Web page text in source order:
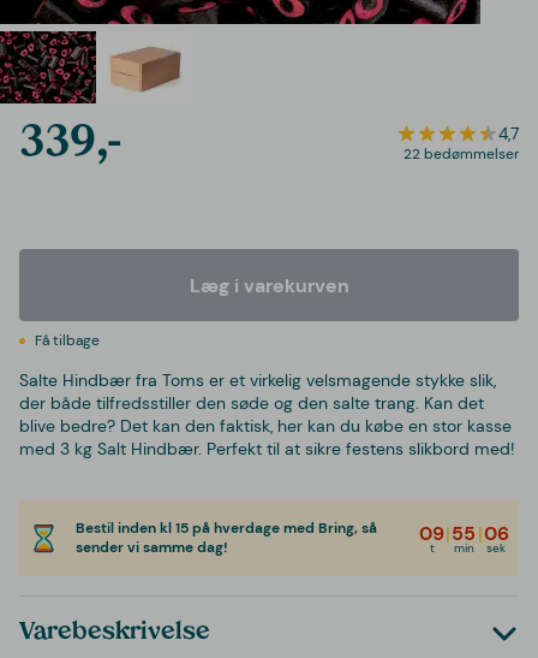
339,- 4,7
22 bedømmelser
Læg i varekurven
Få tilbage
Salte Hindbær fra Toms er et virkelig velsmagende stykke slik,
der både tilfredsstiller den søde og den salte trang. Kan det
blive bedre? Det kan den faktisk, her kan du købe en stor kasse
med 3 kg Salt Hindbær. Perfekt til at sikre festens slikbord med!
Bestil inden kl 15 på hverdage med Bring, så
sender vi samme dag!
09
t
|55
min
|06
sek
Varebeskrivelse